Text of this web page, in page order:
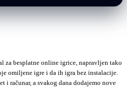
za besplatne online igrice, napravljen tako
omiljene igre i da ih igra bez instalacije.
i računar, a svakog dana dodajemo nove